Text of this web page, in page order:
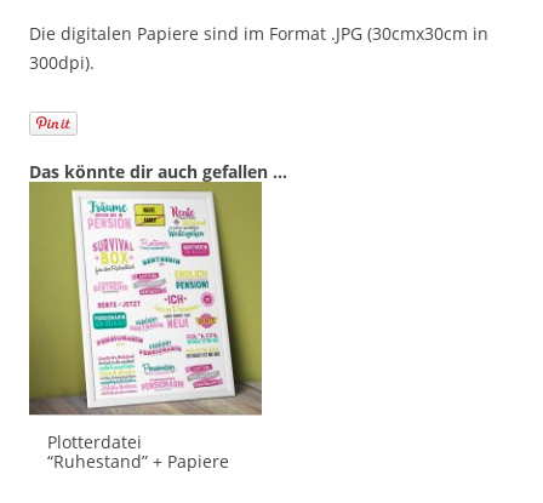
Die digitalen Papiere sind im Format .JPG (30cmx30cm in
300dpi).
Das könnte dir auch gefallen …
Plotterdatei
“Ruhestand” + Papiere